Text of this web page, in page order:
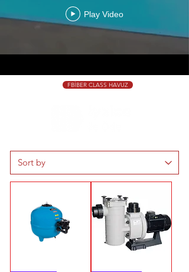
Ekle Hemen Sipariş
Play Video
FBİBER CLASS HAVUZ